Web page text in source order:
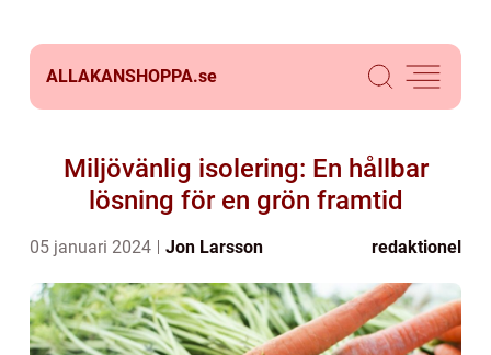
ALLAKANSHOPPA.se
Miljövänlig isolering: En hållbar
lösning för en grön framtid
05 januari 2024 Jon Larsson redaktionel